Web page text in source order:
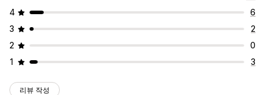
4
6
3
2
2
0
1
3
리뷰 작성